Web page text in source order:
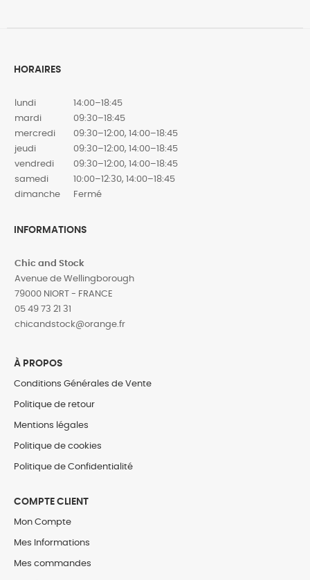
HORAIRES
lundi
14:00–18:45
mardi
09:30–18:45
mercredi
09:30–12:00, 14:00–18:45
jeudi
09:30–12:00, 14:00–18:45
vendredi
09:30–12:00, 14:00–18:45
samedi
10:00–12:30, 14:00–18:45
dimanche
Fermé
INFORMATIONS
Chic and Stock
Avenue de Wellingborough
79000 NIORT - FRANCE
05 49 73 21 31
‎chicandstock@orange.fr
À PROPOS
Conditions Générales de Vente
Politique de retour
Mentions légales
Politique de cookies
Politique de Confidentialité
COMPTE CLIENT
Mon Compte
Mes Informations
Mes commandes